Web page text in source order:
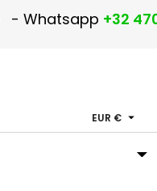
- Whatsapp +32
EUR € 